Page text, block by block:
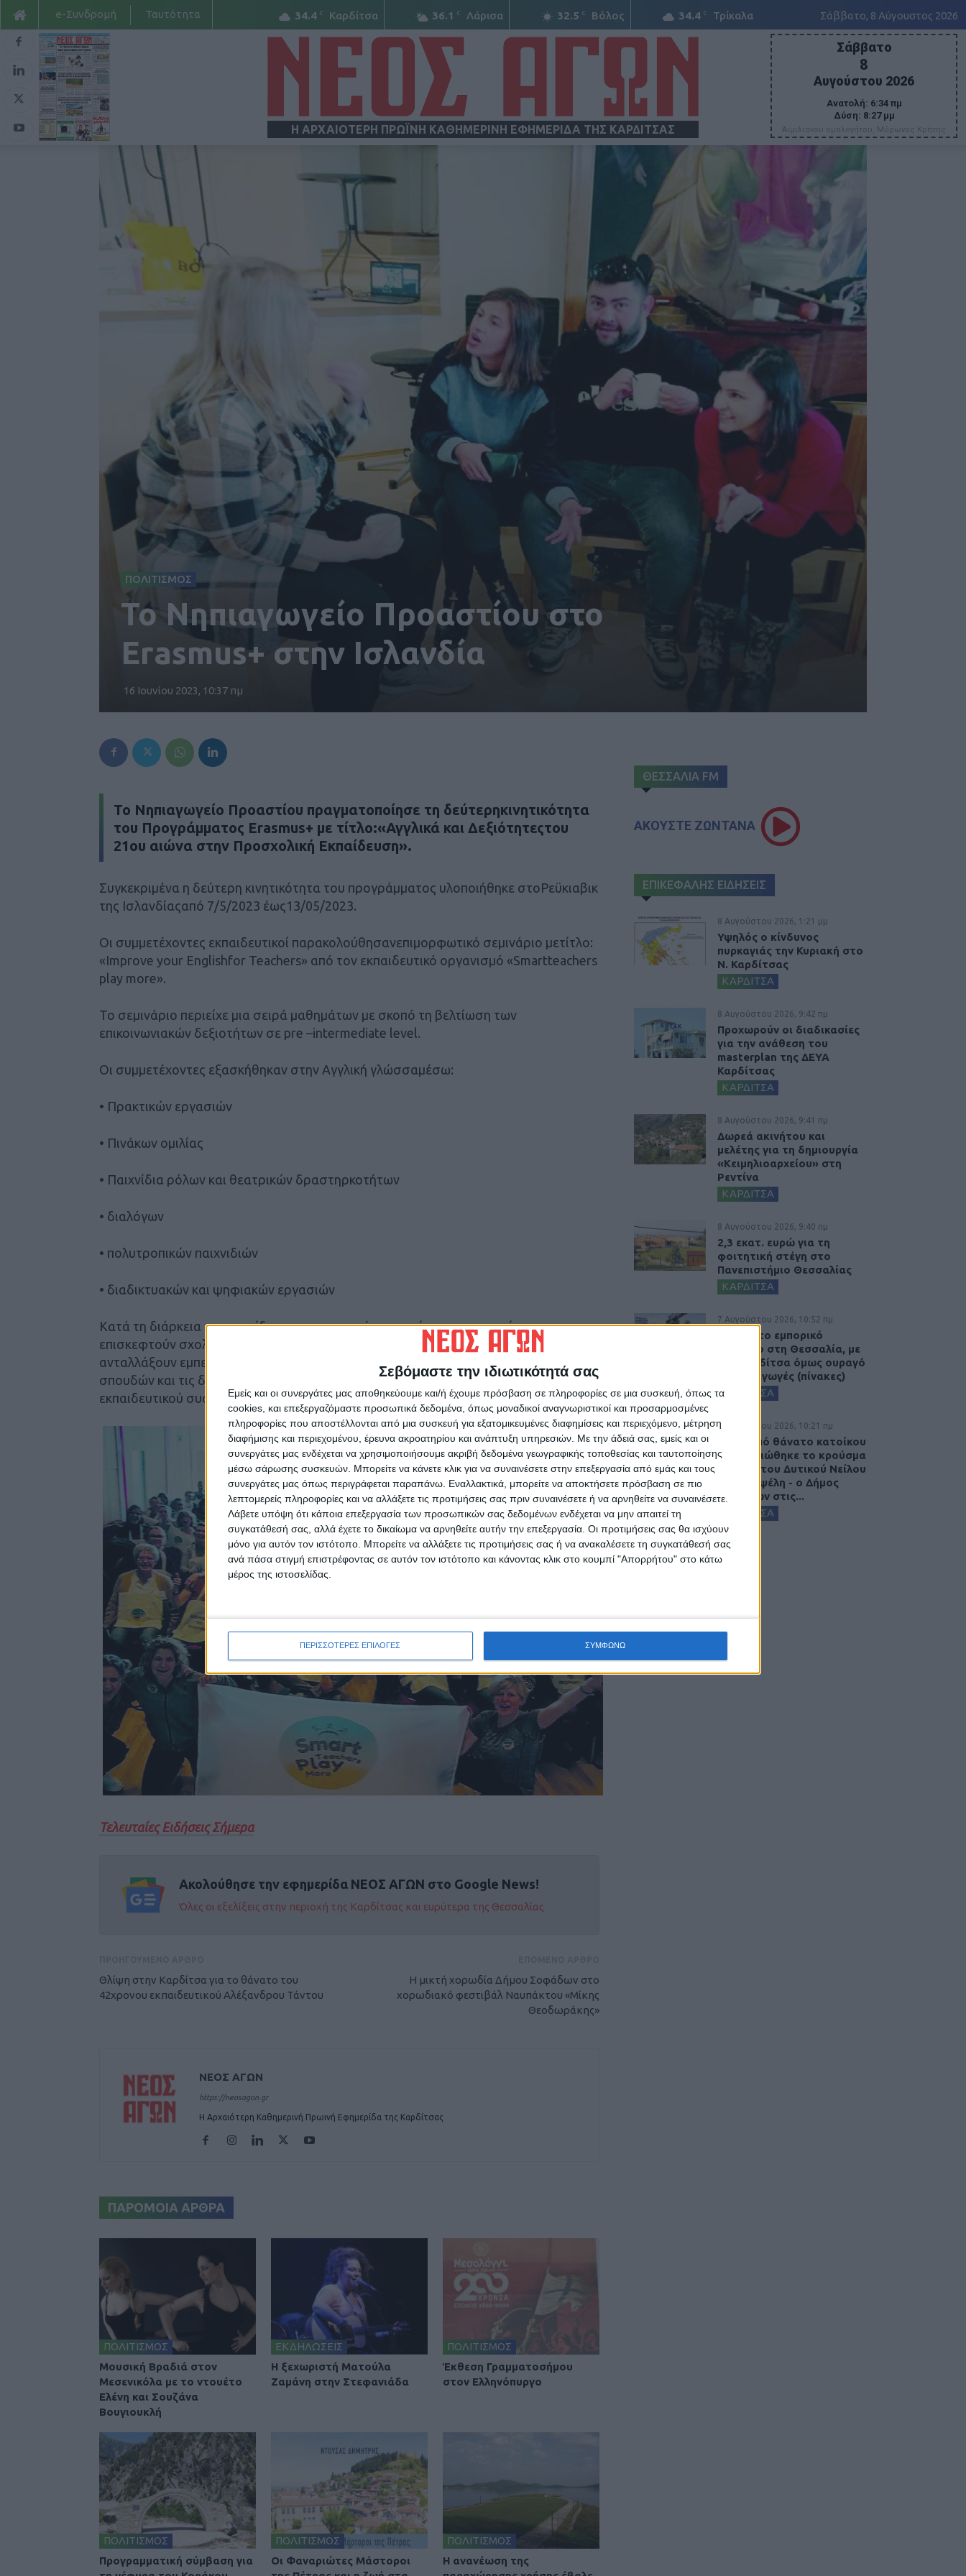
Σεβόμαστε την ιδιωτικότητά σας
Εμείς και οι συνεργάτες μας αποθηκεύουμε και/ή έχουμε πρόσβαση σε πληροφορίες σε μια συσκευή, όπως τα
cookies, και επεξεργαζόμαστε προσωπικά δεδομένα, όπως μοναδικοί αναγνωριστικοί και προσαρμοσμένες
πληροφορίες που αποστέλλονται από μια συσκευή για εξατομικευμένες διαφημίσεις και περιεχόμενο, μέτρηση
διαφήμισης και περιεχομένου, έρευνα ακροατηρίου και ανάπτυξη υπηρεσιών. Με την άδειά σας, εμείς και οι
συνεργάτες μας ενδέχεται να χρησιμοποιήσουμε ακριβή δεδομένα γεωγραφικής τοποθεσίας και ταυτοποίησης
μέσω σάρωσης συσκευών. Μπορείτε να κάνετε κλικ για να συναινέσετε στην επεξεργασία από εμάς και τους
συνεργάτες μας όπως περιγράφεται παραπάνω. Εναλλακτικά, μπορείτε να αποκτήσετε πρόσβαση σε πιο
λεπτομερείς πληροφορίες και να αλλάξετε τις προτιμήσεις σας πριν συναινέσετε ή να αρνηθείτε να συναινέσετε.
Λάβετε υπόψη ότι κάποια επεξεργασία των προσωπικών σας δεδομένων ενδέχεται να μην απαιτεί τη
συγκατάθεσή σας, αλλά έχετε το δικαίωμα να αρνηθείτε αυτήν την επεξεργασία. Οι προτιμήσεις σας θα ισχύουν
μόνο για αυτόν τον ιστότοπο. Μπορείτε να αλλάξετε τις προτιμήσεις σας ή να ανακαλέσετε τη συγκατάθεσή σας
ανά πάσα στιγμή επιστρέφοντας σε αυτόν τον ιστότοπο και κάνοντας κλικ στο κουμπί "Απορρήτου" στο κάτω
μέρος της ιστοσελίδας.
ΠΕΡΙΣΣΟΤΕΡΕΣ ΕΠΙΛΟΓΕΣ ΣΥΜΦΩΝΩ
34.4 C Καρδίτσα 36.1 C Λάρισα 32.5 C Βόλος 34.4 C Τρίκαλα Σάββατο, 8 Αύγουστος 2026
e-Συνδρομή Ταυτότητα
Η ΑΡΧΑΙΟΤΕΡΗ ΠΡΩΪΝΗ ΚΑΘΗΜΕΡΙΝΗ ΕΦΗΜΕΡΙΔΑ ΤΗΣ ΚΑΡΔΙΤΣΑΣ
Σάββατο
8
Αυγούστου 2026
Ανατολή: 6:34 πμ
Δύση: 8:27 μμ
Αιμιλιανού ομολογήτου, Μύρωνος Κρήτης
ΠΟΛΙΤΙΣΜΟΣ
Το Νηπιαγωγείο Προαστίου στο
Erasmus+ στην Ισλανδία
16 Ιουνίου 2023, 10:37 πμ
Το Νηπιαγωγείο Προαστίου πραγματοποίησε τη δεύτερηκινητικότητα
του Προγράμματος Erasmus+ με τίτλο:«Αγγλικά και Δεξιότητεςτου
21ου αιώνα στην Προσχολική Εκπαίδευση».
Συγκεκριμένα η δεύτερη κινητικότητα του προγράμματος υλοποιήθηκε στοΡεϋκιαβικ
της Ισλανδίαςαπό 7/5/2023 έως13/05/2023.
Οι συμμετέχοντες εκπαιδευτικοί παρακολούθησανεπιμορφωτικό σεμινάριο μετίτλο:
«Improve your Englishfor Teachers» από τον εκπαιδευτικό οργανισμό «Smartteachers
play more».
Το σεμινάριο περιείχε μια σειρά μαθημάτων με σκοπό τη βελτίωση των
επικοινωνιακών δεξιοτήτων σε pre –intermediate level.
Οι συμμετέχοντες εξασκήθηκαν στην Αγγλική γλώσσαμέσω:
• Πρακτικών εργασιών
• Πινάκων ομιλίας
• Παιχνίδια ρόλων και θεατρικών δραστηρκοτήτων
• διαλόγων
• πολυτροπικών παιχνιδιών
• διαδικτυακών και ψηφιακών εργασιών
Κατά τη διάρκεια της εκπαίδευσης οι συμμετέχοντες είχαν την ευκαιρία να
επισκεφτούν σχολεία της Ισλανδίας, να γνωρίσουν το εκπαιδευτικό της σύστημα, να
ανταλλάξουν εμπειρίες σχετικά με τις μεθόδους διδασκαλίας, το πρόγραμμα
σπουδών και τις διδακτικές πρακτικές του δικού της,αλλά και του δικού μας
εκπαιδευτικού συστήματος.
Τελευταίες Ειδήσεις Σήμερα
Ακολούθησε την εφημερίδα ΝΕΟΣ ΑΓΩΝ στο Google News!
Όλες οι εξελίξεις στην περιοχή της Καρδίτσας και ευρύτερα της Θεσσαλίας
Θλίψη στην Καρδίτσα για το θάνατο του
42χρονου εκπαιδευτικού Αλέξανδρου Τάντου
Η μικτή χορωδία Δήμου Σοφάδων στο
χορωδιακό φεστιβάλ Ναυπάκτου «Μίκης
Θεοδωράκης»
ΝΕΟΣ ΑΓΩΝ
https://neosagon.gr
Η Αρχαιότερη Καθημερινή Πρωινή Εφημερίδα της Καρδίτσας
ΠΑΡΟΜΟΙΑ ΑΡΘΡΑ
ΠΟΛΙΤΙΣΜΟΣ
Μουσική Βραδιά στον
Μεσενικόλα με το ντουέτο
Ελένη και Σουζάνα
Βουγιουκλή
ΕΚΔΗΛΩΣΕΙΣ
Η ξεχωριστή Ματούλα
Ζαμάνη στην Στεφανιάδα
ΠΟΛΙΤΙΣΜΟΣ
Έκθεση Γραμματοσήμου
στον Ελληνόπυργο
ΠΟΛΙΤΙΣΜΟΣ
Προγραμματική σύμβαση για
ΠΟΛΙΤΙΣΜΟΣ
Οι Φαναριώτες Μάστοροι
ΠΟΛΙΤΙΣΜΟΣ
Η ανανέωση της
ΘΕΣΣΑΛΙΑ FM
ΑΚΟΥΣΤΕ ΖΩΝΤΑΝΑ
ΕΠΙΚΕΦΑΛΗΣ ΕΙΔΗΣΕΙΣ
8 Αυγούστου 2026, 1:21 μμ
Υψηλός ο κίνδυνος
πυρκαγιάς την Κυριακή στο
Ν. Καρδίτσας
ΚΑΡΔΙΤΣΑ
8 Αυγούστου 2026, 9:42 πμ
Προχωρούν οι διαδικασίες
για την ανάθεση του
masterplan της ΔΕΥΑ
Καρδίτσας
ΚΑΡΔΙΤΣΑ
8 Αυγούστου 2026, 9:41 πμ
Δωρεά ακινήτου και
μελέτης για τη δημιουργία
«Κειμηλιοαρχείου» στη
Ρεντίνα
ΚΑΡΔΙΤΣΑ
8 Αυγούστου 2026, 9:40 πμ
2,3 εκατ. ευρώ για τη
φοιτητική στέγη στο
Πανεπιστήμιο Θεσσαλίας
ΚΑΡΔΙΤΣΑ
7 Αυγούστου 2026, 10:52 πμ
Θετικό το εμπορικό
ισοζύγιο στη Θεσσαλία, με
την Καρδίτσα όμως ουραγό
στις εξαγωγές (πίνακες)
ΚΑΡΔΙΤΣΑ
7 Αυγούστου 2026, 10:21 πμ
Μετά από θάνατο κατοίκου
επιβεβαιώθηκε το κρούσμα
του ιού του Δυτικού Νείλου
στην Κυψέλη - ο Δήμος
Σοφάδων στις...
ΚΑΡΔΙΤΣΑ